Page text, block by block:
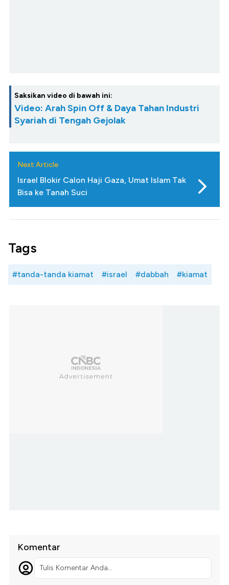
Saksikan video di bawah ini:
Video: Arah Spin Off & Daya Tahan Industri
Syariah di Tengah Gejolak
Next Article
Israel Blokir Calon Haji Gaza, Umat Islam Tak
Bisa ke Tanah Suci
Tags
#tanda-tanda kiamat #israel #dabbah #kiamat
Komentar
Tulis Komentar Anda...